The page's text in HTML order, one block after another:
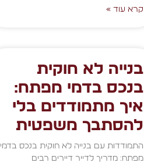
קרא עוד »
בנייה לא חוקית
בנכס בדמי מפתח:
איך מתמודדים בלי
להסתבך משפטית
התמודדות עם בנייה לא חוקית בנכס בדמי
מפתח: מדריך לדייר דיירים רבים